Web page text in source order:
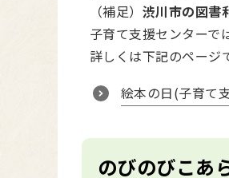
（補足） 渋川市の図書
子育て支援センターで
詳しくは下記のページ
絵本の日(子育て
のびのびこあ